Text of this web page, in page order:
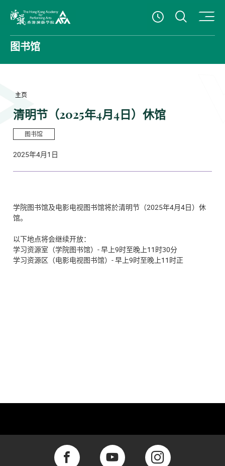
查看開放時
打开
图书馆
主页
清明节（2025年4月4日）休馆
图书馆
2025年4月1日
学院图书馆及电影电视图书馆将於清明节（2025年4月4日）休
馆。
以下地点将会继续开放：
学习资源室（学院图书馆）- 早上9时至晚上11时30分
学习资源区（电影电视图书馆）- 早上9时至晚上11时正